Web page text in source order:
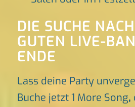
DIE SUCHE
GUTEN LIVE-
ENDE
Lass deine Party
Buche jetzt 1 More Song,